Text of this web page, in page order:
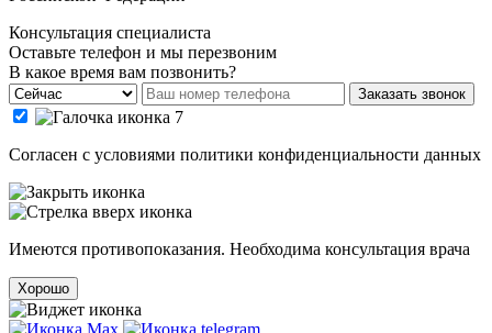
Консультация специалиста
Оставьте телефон и мы перезвоним
В какое время вам позвонить?
Заказать звонок
Cогласен с условиями политики конфиденциальности данных
Имеются противопоказания. Необходима консультация врача
Хорошо